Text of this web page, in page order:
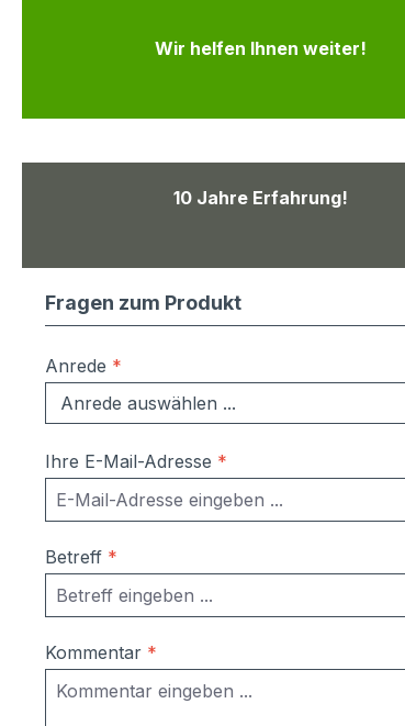
Wir helfen Ihnen weiter!
10 Jahre Erfahrung!
Fragen zum Produkt
Anrede *
Ihre E-Mail-Adresse *
Betreff *
Kommentar *